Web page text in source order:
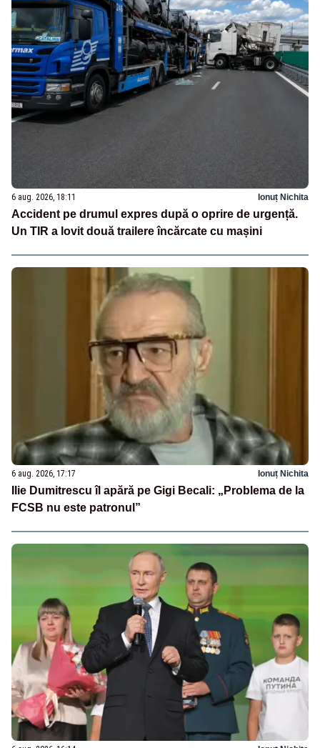
6 aug. 2026, 18:11 Ionuț Nichita
Accident pe drumul expres după o oprire de urgență.
Un TIR a lovit două trailere încărcate cu mașini
6 aug. 2026, 17:17 Ionuț Nichita
Ilie Dumitrescu îl apără pe Gigi Becali: „Problema de la
FCSB nu este patronul”